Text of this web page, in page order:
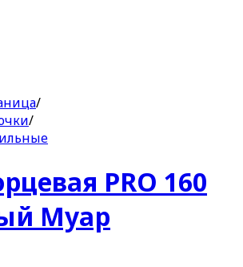
/
/
PRO 160
Муар